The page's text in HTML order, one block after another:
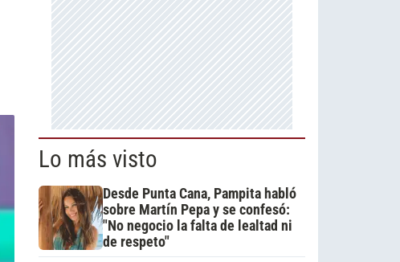
Lo más visto
Desde Punta Cana, Pampita habló
sobre Martín Pepa y se confesó:
"No negocio la falta de lealtad ni
de respeto"